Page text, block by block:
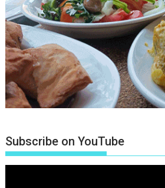
Subscribe on YouTube